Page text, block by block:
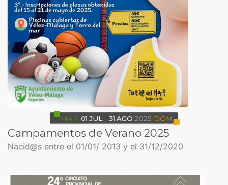
MAR 01 JUL 31 AGO 2025 DOM
Campamentos de Verano 2025
Nacid@s entre el 01/01/ 2013 y el 31/12/2020